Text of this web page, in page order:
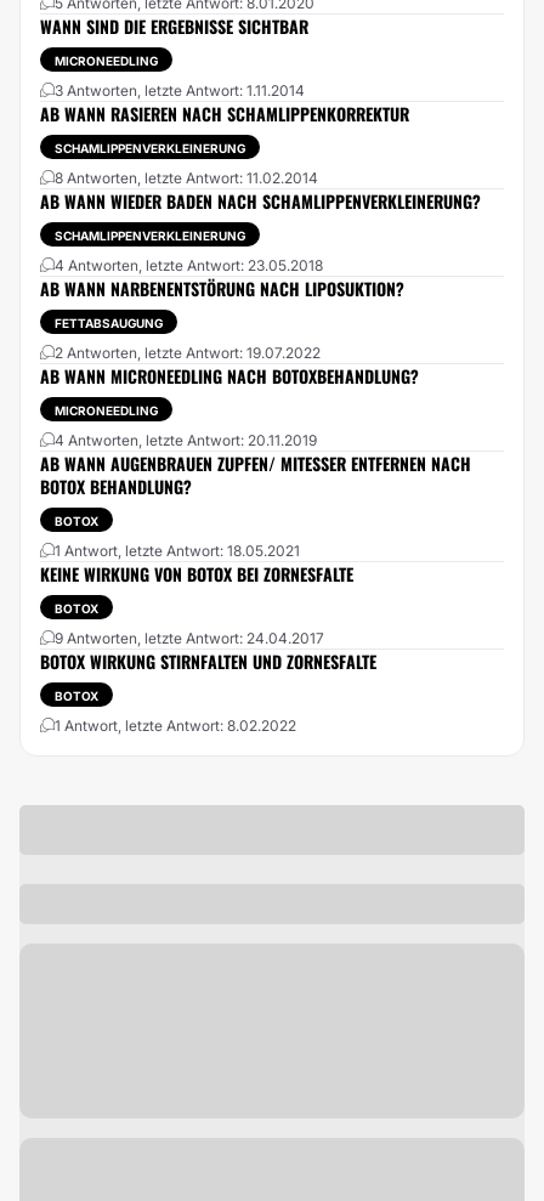
WANN SIND DIE ERGEBNISSE SICHTBAR
MICRONEEDLING
3 Antworten, letzte Antwort: 1.11.2014
AB WANN RASIEREN NACH SCHAMLIPPENKORREKTUR
SCHAMLIPPENVERKLEINERUNG
8 Antworten, letzte Antwort: 11.02.2014
AB WANN WIEDER BADEN NACH SCHAMLIPPENVERKLEINERUNG?
SCHAMLIPPENVERKLEINERUNG
4 Antworten, letzte Antwort: 23.05.2018
AB WANN NARBENENTSTÖRUNG NACH LIPOSUKTION?
FETTABSAUGUNG
2 Antworten, letzte Antwort: 19.07.2022
AB WANN MICRONEEDLING NACH BOTOXBEHANDLUNG?
MICRONEEDLING
4 Antworten, letzte Antwort: 20.11.2019
AB WANN AUGENBRAUEN ZUPFEN/ MITESSER ENTFERNEN NACH
BOTOX BEHANDLUNG?
BOTOX
1 Antwort, letzte Antwort: 18.05.2021
KEINE WIRKUNG VON BOTOX BEI ZORNESFALTE
BOTOX
9 Antworten, letzte Antwort: 24.04.2017
BOTOX WIRKUNG STIRNFALTEN UND ZORNESFALTE
BOTOX
1 Antwort, letzte Antwort: 8.02.2022